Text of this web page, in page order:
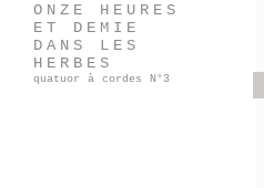
ONZE HEURES
ET DEMIE
DANS LES
HERBES
quatuor à cordes N°3